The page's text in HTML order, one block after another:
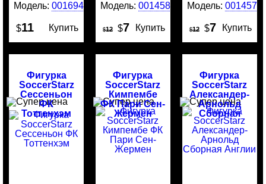
Модель:0016946
$11 Купить
Модель:0014581
$12 $7 Купить
Модель: 0014577
$12 $7 Купить
Фигурка
SoccerStarz
Сессеньон
ФК
Тоттенхэм
Фигурка
SoccerStarz
Кимпембе
ФК Пари Сен-
Жермен
Фигурка
SoccerStarz
Александер-
Арнольд
Сборная
Англии